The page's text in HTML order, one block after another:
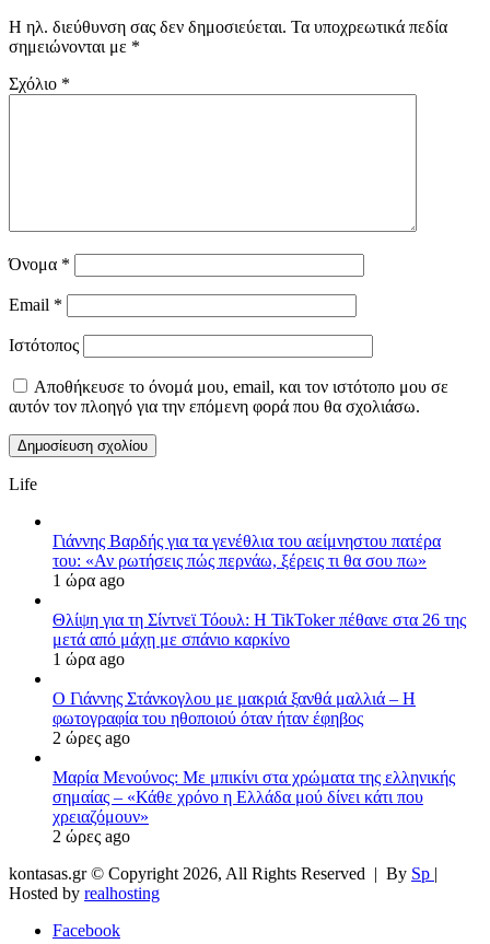
Η ηλ. διεύθυνση σας δεν δημοσιεύεται. Τα υποχρεωτικά πεδία
σημειώνονται με *
Σχόλιο *
Όνομα *
Email *
Ιστότοπος
Αποθήκευσε το όνομά μου, email, και τον ιστότοπο μου σε
αυτόν τον πλοηγό για την επόμενη φορά που θα σχολιάσω.
Life
Γιάννης Βαρδής για τα γενέθλια του αείμνηστου πατέρα
του: «Αν ρωτήσεις πώς περνάω, ξέρεις τι θα σου πω»
1 ώρα ago
Θλίψη για τη Σίντνεϊ Τόουλ: Η TikToker πέθανε στα 26 της
μετά από μάχη με σπάνιο καρκίνο
1 ώρα ago
Ο Γιάννης Στάνκογλου με μακριά ξανθά μαλλιά – Η
φωτογραφία του ηθοποιού όταν ήταν έφηβος
2 ώρες ago
Μαρία Μενούνος: Με μπικίνι στα χρώματα της ελληνικής
σημαίας – «Κάθε χρόνο η Ελλάδα μού δίνει κάτι που
χρειαζόμουν»
2 ώρες ago
kontasas.gr © Copyright 2026, All Rights Reserved | By Sp |
Hosted by realhosting
Facebook